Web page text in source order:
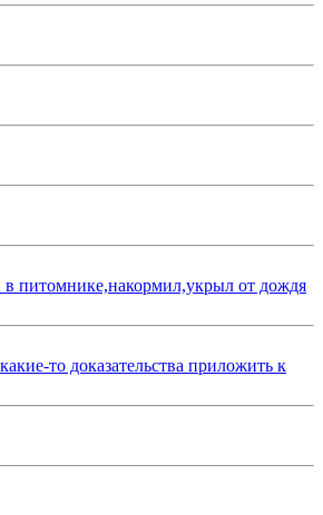
питомнике,накормил,укрыл от дождя
то доказательства приложить к